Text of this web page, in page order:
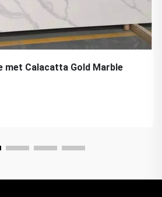
met Calacatta Gold Marble